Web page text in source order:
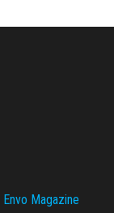
Envo Magazine